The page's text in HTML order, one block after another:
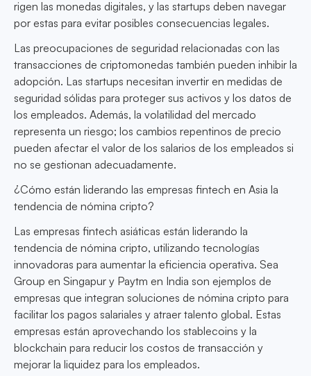
rigen las monedas digitales, y las startups deben navegar
por estas para evitar posibles consecuencias legales.
Las preocupaciones de seguridad relacionadas con las
transacciones de criptomonedas también pueden inhibir la
adopción. Las startups necesitan invertir en medidas de
seguridad sólidas para proteger sus activos y los datos de
los empleados. Además, la volatilidad del mercado
representa un riesgo; los cambios repentinos de precio
pueden afectar el valor de los salarios de los empleados si
no se gestionan adecuadamente.
¿Cómo están liderando las empresas fintech en Asia la
tendencia de nómina cripto?
Las empresas fintech asiáticas están liderando la
tendencia de nómina cripto, utilizando tecnologías
innovadoras para aumentar la eficiencia operativa. Sea
Group en Singapur y Paytm en India son ejemplos de
empresas que integran soluciones de nómina cripto para
facilitar los pagos salariales y atraer talento global. Estas
empresas están aprovechando los stablecoins y la
blockchain para reducir los costos de transacción y
mejorar la liquidez para los empleados.